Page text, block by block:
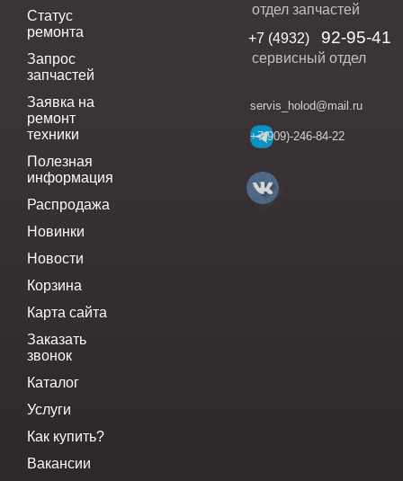
Статус
ремонта
Запрос
запчастей
Заявка на
ремонт
техники
Полезная
информация
Распродажа
Новинки
Новости
Корзина
Карта сайта
Заказать
звонок
Каталог
Услуги
Как купить?
Вакансии
отдел запчастей
+7 (4932)
92-95-41
сервисный отдел
servis_holod@mail.ru
+7(909)-246-84-22